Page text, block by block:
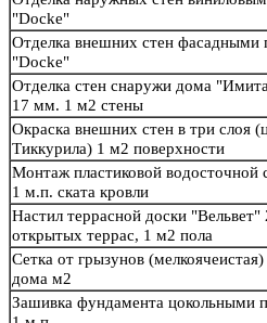
"Docke"
Отделка внешних стен фасадными
"Docke"
Отделка стен снаружи дома
17 мм. 1 м2 стены
Окраска внешних стен в три слоя
Тиккурила) 1 м2 поверхности
Монтаж пластиковой
1 м.п. ската кровли
Настил террасной доски
открытых террас, 1 м2 пола
Сетка от грызунов
дома м2
Зашивка фундамента цокольными